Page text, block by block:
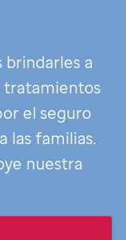
brindarles a
tratamientos
el seguro
las familias.
nuestra